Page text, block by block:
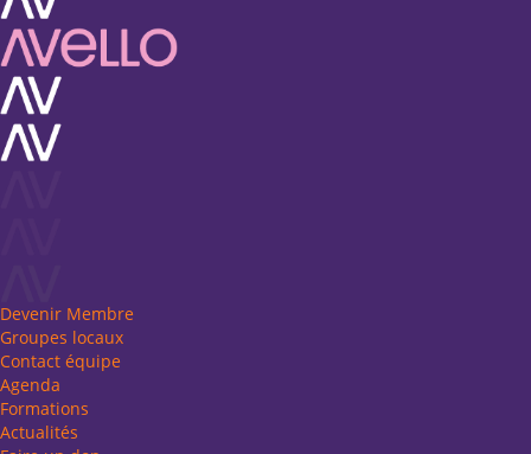
Devenir Membre
Groupes locaux
Contact équipe
Agenda
Formations
Actualités